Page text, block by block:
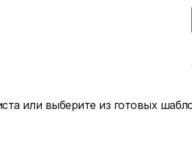
или выберите из готовых